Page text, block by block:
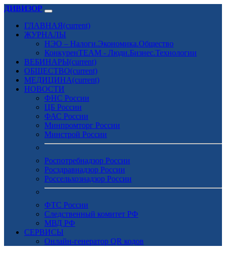
ДИВИЗОР
ГЛАВНАЯ(current)
ЖУРНАЛЫ
НЭО – Налоги.Экономика.Общество
КонкуренTEAM - Люди.Бизнес.Технологии
ВЕБИНАРЫ(current)
ОБЩЕСТВО(current)
МЕДИЦИНА(current)
НОВОСТИ
ФНС России
ЦБ России
ФАС России
Минпромторг России
Минстрой России
Роспотребнадзор России
Росздравнадзор России
Россельхознадзор России
ФТС России
Следственный комитет РФ
МВД РФ
СЕРВИСЫ
Онлайн-генератор QR кодов